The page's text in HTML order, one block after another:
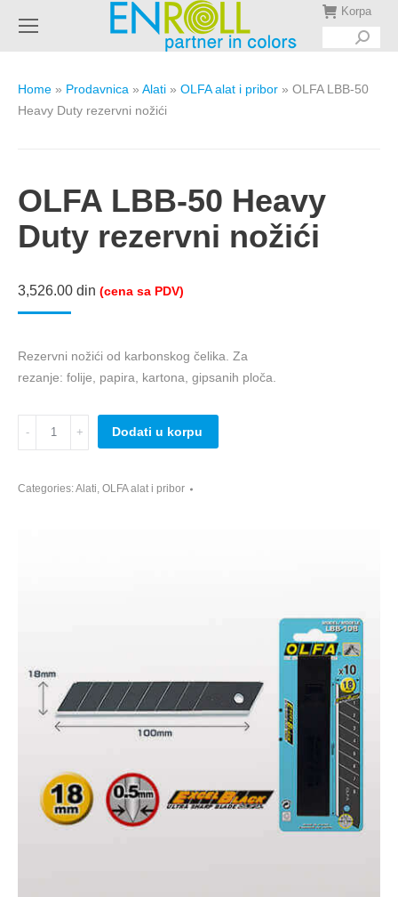
Korpa
Search:
Home » Prodavnica » Alati » OLFA alat i pribor » OLFA LBB-50
Heavy Duty rezervni nožići
OLFA LBB-50 Heavy
Duty rezervni nožići
3,526.00 din (cena sa PDV)
Rezervni nožići od karbonskog čelika. Za
rezanje: folije, papira, kartona, gipsanih ploča.
Heavy
Dodati u korpu
Categories:Alati, OLFA alat i pribor